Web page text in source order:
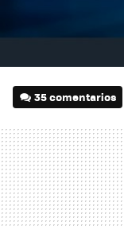
35 comentarios